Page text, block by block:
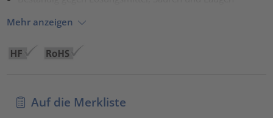
Mehr anzeigen
Auf die Merkliste